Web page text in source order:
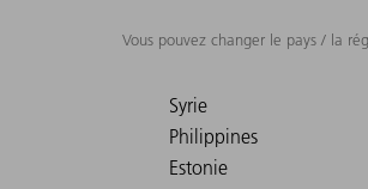
Vous pouvez changer le pays / la